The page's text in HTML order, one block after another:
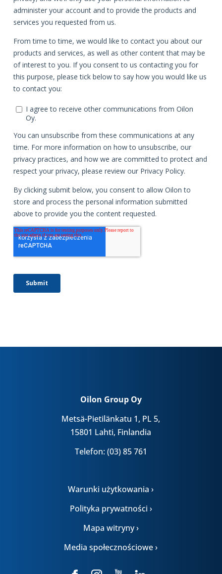
Oilon Group Oy
Metsä-Pietilänkatu 1, PL 5,
15801 Lahti, Finlandia
Telefon: (03) 85 761
Warunki użytkowania ›
Polityka prywatności ›
Mapa witryny ›
Media społecznościowe ›